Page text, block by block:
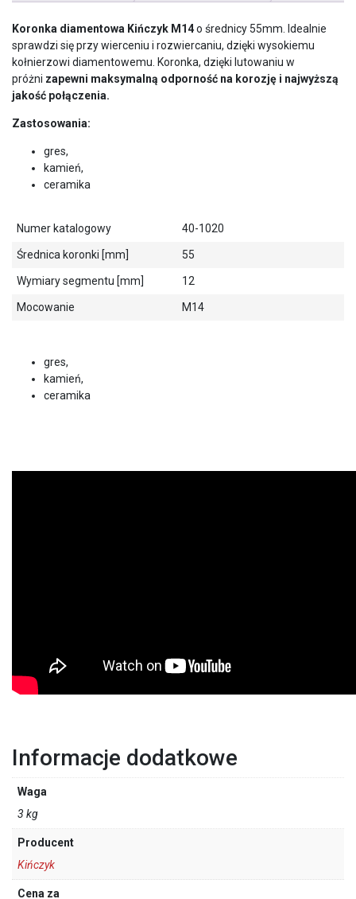
Koronka diamentowa Kińczyk M14o średnicy 55mm. Idealnie
sprawdzi się przy wierceniu i rozwiercaniu, dzięki wysokiemu
kołnierzowi diamentowemu. Koronka, dzięki lutowaniu w
próżni zapewni maksymalną odporność na korozję i najwyższą
jakość połączenia.
Zastosowania:
gres,
kamień,
ceramika
Numer katalogowy 40-1020
Średnica koronki [mm] 55
Wymiary segmentu [mm] 12
Mocowanie M14
gres,
kamień,
ceramika
Informacje dodatkowe
Waga
3 kg
Producent
Kińczyk
Cena za